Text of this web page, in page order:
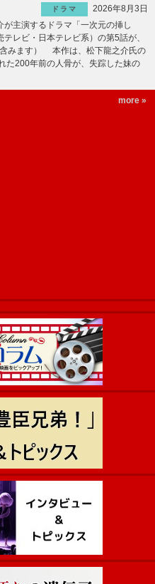
ドラマ
2026年8月3日
主演するドラマ「一次元の挿し
テレビ・日本テレビ系）の第5話が、
みます） 本作は、松下龍之介氏の
た200年前の人骨が、失踪した妹の
more »